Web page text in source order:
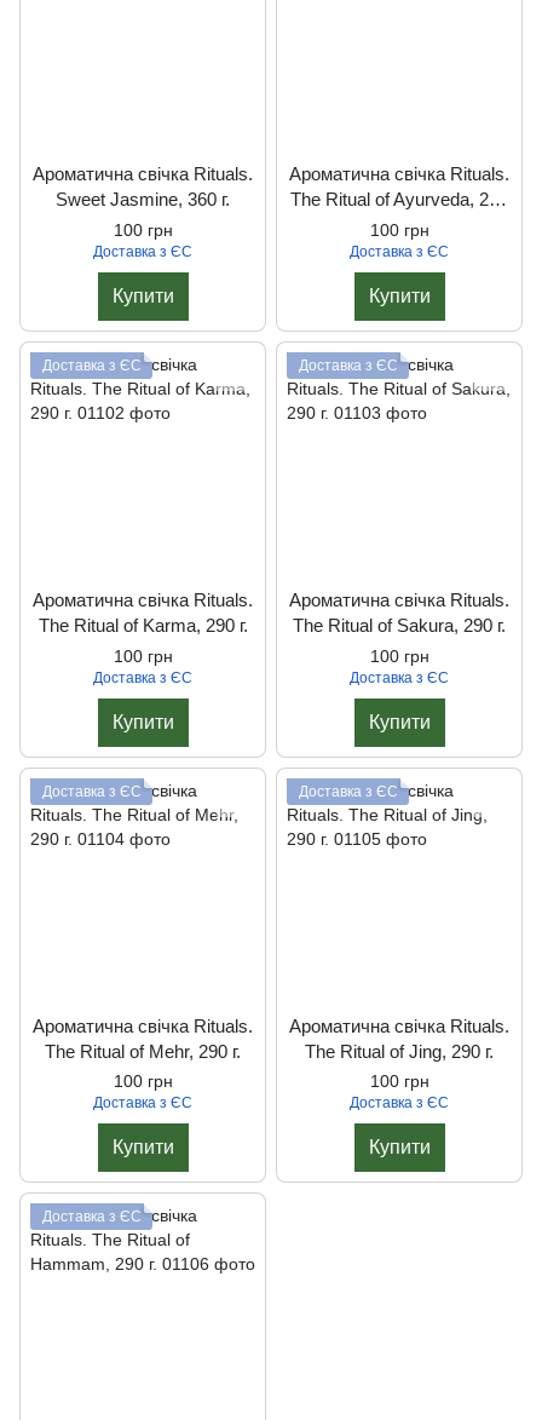
Ароматична свічка Rituals.
Sweet Jasmine, 360 г.
100 грн
Доставка з ЄС
Купити
Ароматична свічка Rituals.
The Ritual of Ayurveda, 290
г.
100 грн
Доставка з ЄС
Купити
Доставка з ЄС
Ароматична свічка Rituals.
The Ritual of Karma, 290 г.
100 грн
Доставка з ЄС
Купити
Доставка з ЄС
Ароматична свічка Rituals.
The Ritual of Sakura, 290 г.
100 грн
Доставка з ЄС
Купити
Доставка з ЄС
Ароматична свічка Rituals.
The Ritual of Mehr, 290 г.
100 грн
Доставка з ЄС
Купити
Доставка з ЄС
Ароматична свічка Rituals.
The Ritual of Jing, 290 г.
100 грн
Доставка з ЄС
Купити
Доставка з ЄС